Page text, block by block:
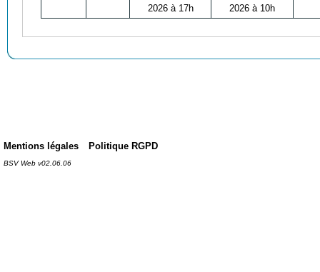
2026 à 17h
2026 à 10h
Mentions légales Politique RGPD
BSV Web v02.06.06